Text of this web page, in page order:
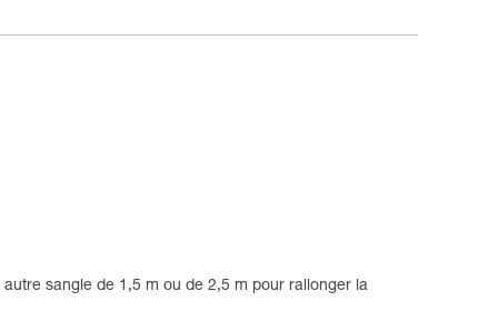
sangle de 1,5 m ou de 2,5 m pour rallonger la